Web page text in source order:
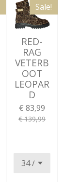
Sale!
RED-
RAG
VETERB
OOT
LEOPAR
D
€ 83,99
€ 139,99